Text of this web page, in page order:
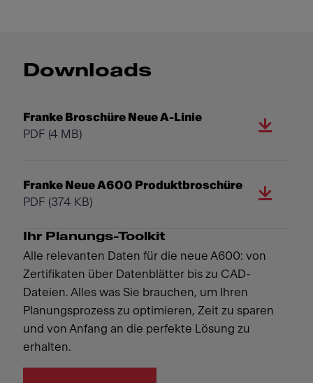
Downloads
Franke Broschüre Neue A-Linie
PDF (4 MB)
Franke Neue A600 Produktbroschüre
PDF (374 KB)
Ihr Planungs-Toolkit
Alle relevanten Daten für die neue A600: von
Zertifikaten über Datenblätter bis zu CAD-
Dateien. Alles was Sie brauchen, um Ihren
Planungsprozess zu optimieren, Zeit zu sparen
und von Anfang an die perfekte Lösung zu
erhalten.